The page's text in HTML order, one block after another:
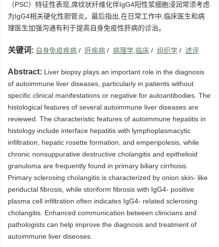
（PSC）特征性表现,席纹状纤维化伴IgG4阳性浆细胞浸润常须考虑
为IgG4相关硬化性胆管炎。最后指出,在日常工作中,临床医生和病
理医生加强沟通有利于提高自身免疫性肝病的诊治。
关键词: 自身免疫疾病 / 肝疾病 / 病理学,临床 / 组织学 / 述评
Abstract: Liver biopsy plays an important role in the diagnosis
of autoimmune liver diseases, particularly in patients without
specific clinical manifestations or negative for autoantibodies. The
histological features of several autoimmune liver diseases are
reviewed. The characteristic features of autoimmune hepatitis in
histology include interface hepatitis with lymphoplasmacytic
infiltration, hepatic rosette formation, and emperipolesis, while
chronic nonsuppurative destructive cholangitis and epithelioid
granuloma are frequently found in primary biliary cirrhosis.
Primary sclerosing cholangitis is characterized by onion skin- like
periductal fibrosis, while storiform fibrosis with IgG4- positive
plasma cell infiltration often indicates IgG4- related sclerosing
cholangitis. Enhanced communication between clinicians and
pathologists can help improve the diagnosis and treatment of
autoimmune liver diseoses.